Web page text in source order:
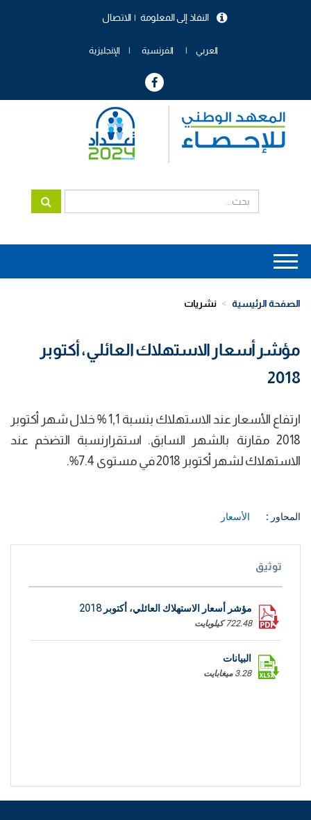
الاتصال النفاذ إلى المعلومة
العربي الفرنسية الإنجليزية
Main
navigation
الصفحة الرئيسية نشريات
مؤشر أسعار الاستهلاك العائلي، أكتوبر
2018
ارتفاع الأسعار عند الاستهلاك بنسبة 1,1 % خلال شهر أكتوبر
2018 مقارنة بالشهر السابق. استقرارنسبة التضخم عند
الاستهلاك لشهر أكتوبر 2018 في مستوى 7.4%.
المحاور : الأسعار
توثيق
مؤشر أسعار الاستهلاك العائلي، أكتوبر 2018
722.48 كيلوبايت
البيانات
3.28 ميغابايت